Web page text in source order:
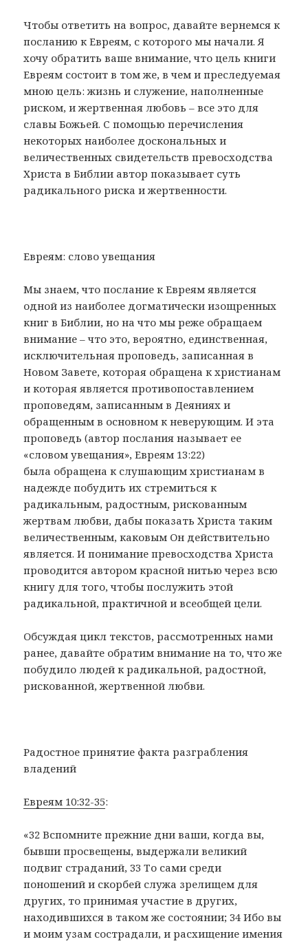
Чтобы ответить на вопрос, давайте вернемся к
посланию к Евреям, с которого мы начали. Я
хочу обратить ваше внимание, что цель книги
Евреям состоит в том же, в чем и преследуемая
мною цель: жизнь и служение, наполненные
риском, и жертвенная любовь – все это для
славы Божьей. С помощью перечисления
некоторых наиболее доскональных и
величественных свидетельств превосходства
Христа в Библии автор показывает суть
радикального риска и жертвенности.
Евреям: слово увещания
Мы знаем, что послание к Евреям является
одной из наиболее догматически изощренных
книг в Библии, но на что мы реже обращаем
внимание – что это, вероятно, единственная,
исключительная проповедь, записанная в
Новом Завете, которая обращена к христианам
и которая является противопоставлением
проповедям, записанным в Деяниях и
обращенным в основном к неверующим. И эта
проповедь (автор послания называет ее
«словом увещания», Евреям 13:22)
была обращена к слушающим христианам в
надежде побудить их стремиться к
радикальным, радостным, рискованным
жертвам любви, дабы показать Христа таким
величественным, каковым Он действительно
является. И понимание превосходства Христа
проводится автором красной нитью через всю
книгу для того, чтобы послужить этой
радикальной, практичной и всеобщей цели.
Обсуждая цикл текстов, рассмотренных нами
ранее, давайте обратим внимание на то, что же
побудило людей к радикальной, радостной,
рискованной, жертвенной любви.
Радостное принятие факта разграбления
владений
Евреям 10:32-35:
«32 Вспомните прежние дни ваши, когда вы,
бывши просвещены, выдержали великий
подвиг страданий, 33 То сами среди
поношений и скорбей служа зрелищем для
других, то принимая участие в других,
находившихся в таком же состоянии; 34 Ибо вы
и моим узам сострадали, и расхищение имения